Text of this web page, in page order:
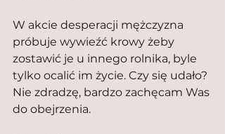
W akcie desperacji mężczyzna
próbuje wywieźć krowy żeby
zostawić je u innego rolnika, byle
tylko ocalić im życie. Czy się udało?
Nie zdradzę, bardzo zachęcam Was
do obejrzenia.